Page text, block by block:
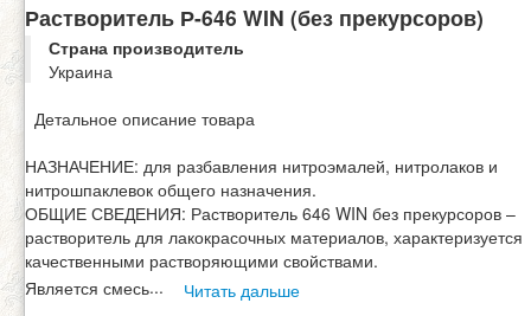
Растворитель Р-646 WIN (без прекурсоров)
Страна производитель
Украина
Детальное описание товара
НАЗНАЧЕНИЕ: для разбавления нитроэмалей, нитролаков и
нитрошпаклевок общего назначения.
ОБЩИЕ СВЕДЕНИЯ: Растворитель 646 WIN без прекурсоров –
растворитель для лакокрасочных материалов, характеризуется
качественными растворяющими свойствами.
Является смесь... Читать дальше